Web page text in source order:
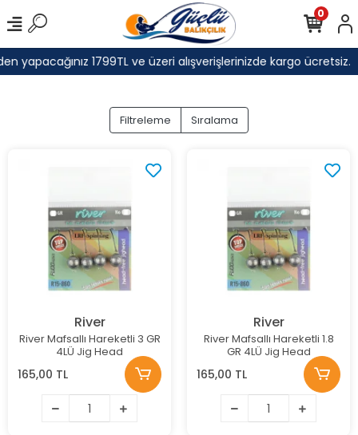
yapacağınız 1799TL ve üzeri alışverişlerinizde kargo ücretsiz.
0
Filtreleme Sıralama
River
River Mafsallı Hareketli 3 GR
4LÜ Jig Head
165,00 TL
River
River Mafsallı Hareketli 1.8
GR 4LÜ Jig Head
165,00 TL